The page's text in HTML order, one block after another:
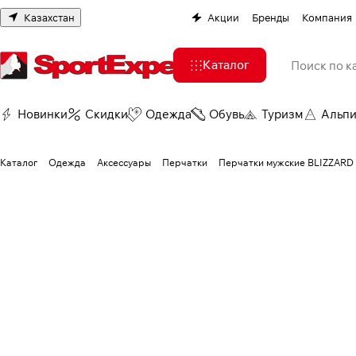
Казахстан Акции Бренды Компания
Каталог
Новинки Скидки Одежда Обувь Туризм
Каталог Одежда Аксессуары Перчатки Перчатки мужские